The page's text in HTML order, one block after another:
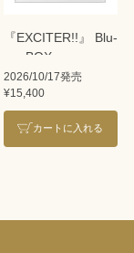
『EXCITER!!』 Blu-
ray BOX
2026/10/17発売
¥15,400
カートに入れる